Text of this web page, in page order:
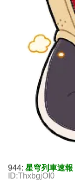
944: 星穹列車速報
ID:ThxbgjOI0